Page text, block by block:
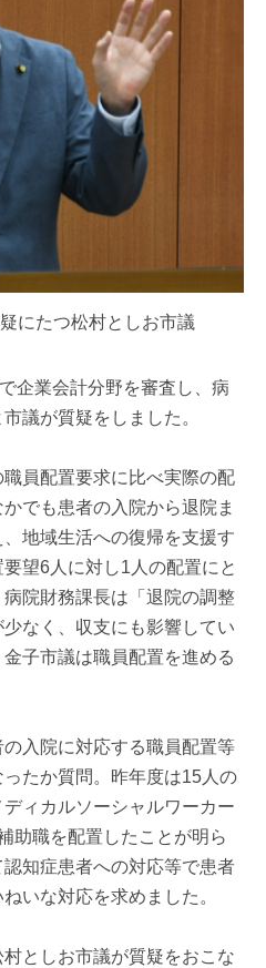
にたつ松村としお市議
企業会計分野を審査し、病
議が質疑をしました。
員配置要求に比べ実際の配
でも患者の入院から退院ま
地域生活への復帰を支援す
望6人に対し1人の配置にと
院財務課長は「退院の調整
なく、収支にも影響してい
子市議は職員配置を進める
入院に対応する職員配置等
たか質問。昨年度は15人の
ィカルソーシャルワーカー
助職を配置したことが明ら
知症患者への対応等で患者
いな対応を求めました。
村としお市議が質疑をおこな